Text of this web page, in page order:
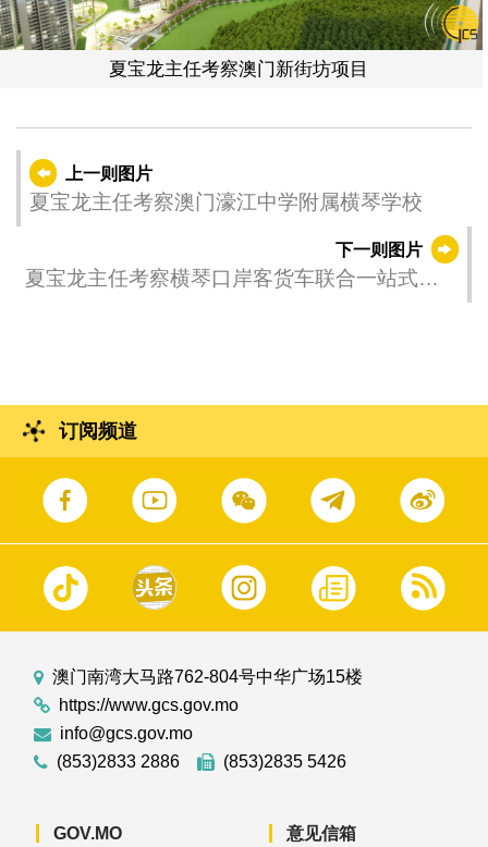
夏宝龙主任考察澳门新街坊项目
上一则图片
夏宝龙主任考察澳门濠江中学附属横琴学校
下一则图片
夏宝龙主任考察横琴口岸客货车联合一站式车
订阅频道
澳门南湾大马路762-804号中华广场15楼
https://www.gcs.gov.mo
info@gcs.gov.mo
(853)2833 2886
(853)2835 5426
GOV.MO 意见信箱